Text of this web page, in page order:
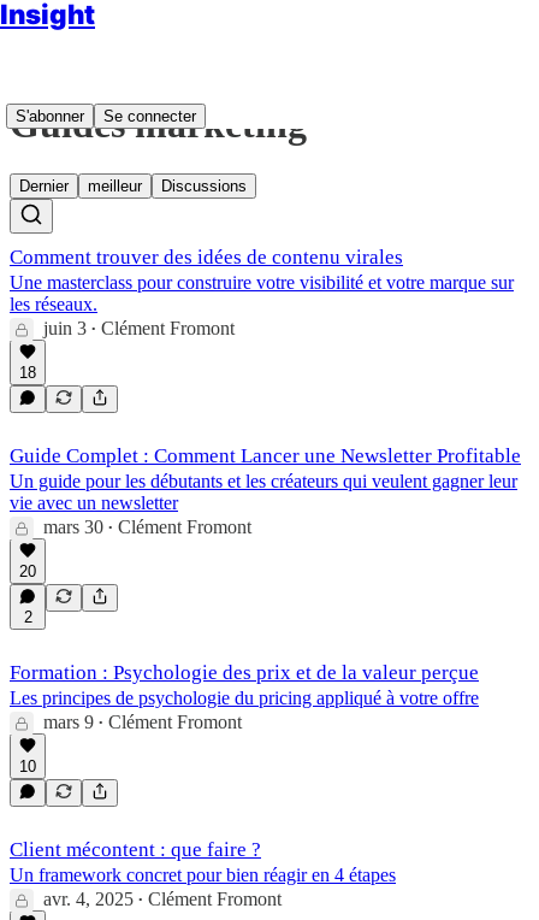
Insight
S'abonner Se connecter
Guides marketing
Dernier meilleur Discussions
Comment trouver des idées de contenu virales
Une masterclass pour construire votre visibilité et votre marque sur
les réseaux.
juin 3 • Clément Fromont
18
Guide Complet : Comment Lancer une Newsletter Profitable
Un guide pour les débutants et les créateurs qui veulent gagner leur
vie avec un newsletter
mars 30 • Clément Fromont
20
2
Formation : Psychologie des prix et de la valeur perçue
Les principes de psychologie du pricing appliqué à votre offre
mars 9 • Clément Fromont
10
Client mécontent : que faire ?
Un framework concret pour bien réagir en 4 étapes
avr. 4, 2025 • Clément Fromont